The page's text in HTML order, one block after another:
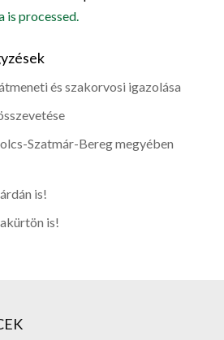
is processed.
és szakorvosi igazolása
Szatmár-Bereg megyében
is!
is!